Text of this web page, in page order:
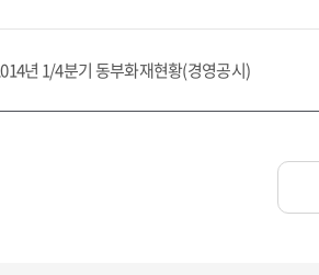
년 1/4분기 동부화재현황(경영공시)